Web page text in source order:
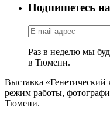
Подпишетесь
Раз в неделю мы
в Тюмени.
Выставка «Генетический
режим работы,
Тюмени.